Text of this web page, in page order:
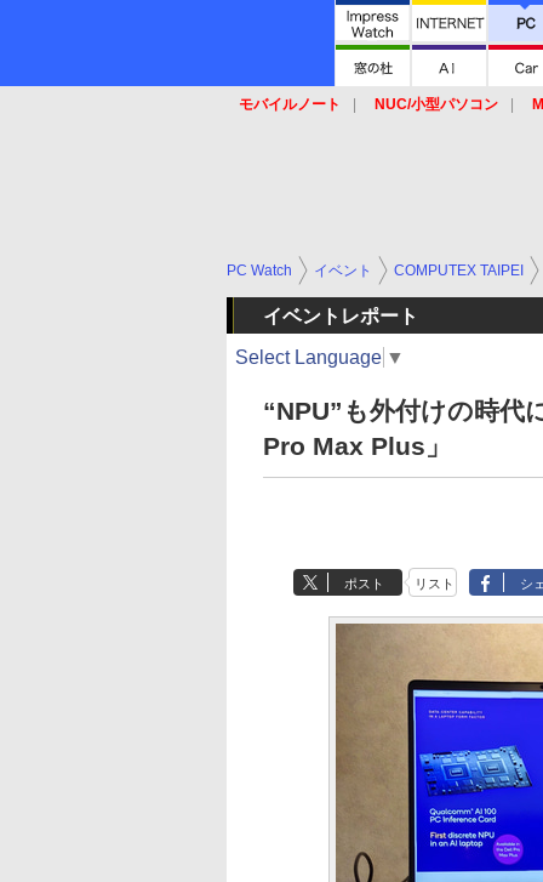
モバイルノート NUC/小型パソコン
PC Watch イベント COMPUTEX TAIPEI
イベントレポート
Select Language ▼
“NPU”も外付けの時代
Pro Max Plus」
ポスト リスト シ